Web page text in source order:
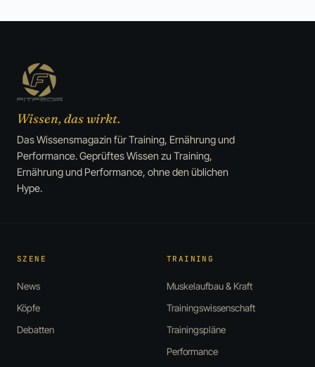
Wissen, das wirkt.
Das Wissensmagazin für Training, Ernährung und
Performance. Geprüftes Wissen zu Training,
Ernährung und Performance, ohne den üblichen
Hype.
SZENE
News
Köpfe
Debatten
TRAINING
Muskelaufbau & Kraft
Trainingswissenschaft
Trainingspläne
Performance